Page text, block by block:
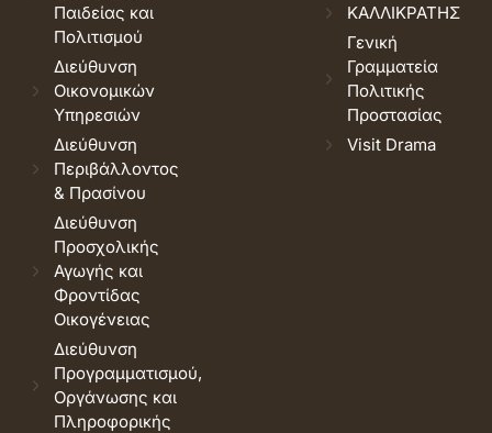
Παιδείας και
Πολιτισμού
Διεύθυνση
Οικονομικών
Υπηρεσιών
Διεύθυνση
Περιβάλλοντος
& Πρασίνου
Διεύθυνση
Προσχολικής
Αγωγής και
Φροντίδας
Οικογένειας
Διεύθυνση
Προγραμματισμού,
Οργάνωσης και
Πληροφορικής
ΚΑΛΛΙΚΡΑΤΗΣ
Γενική
Γραμματεία
Πολιτικής
Προστασίας
Visit Drama